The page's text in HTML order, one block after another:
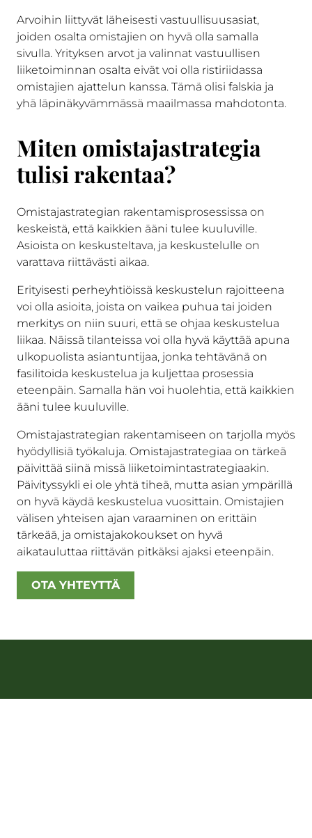
Arvoihin liittyvät läheisesti vastuullisuusasiat,
joiden osalta omistajien on hyvä olla samalla
sivulla. Yrityksen arvot ja valinnat vastuullisen
liiketoiminnan osalta eivät voi olla ristiriidassa
omistajien ajattelun kanssa. Tämä olisi falskia ja
yhä läpinäkyvämmässä maailmassa mahdotonta.
Miten omistajastrategia
tulisi rakentaa?
Omistajastrategian rakentamisprosessissa on
keskeistä, että kaikkien ääni tulee kuuluville.
Asioista on keskusteltava, ja keskustelulle on
varattava riittävästi aikaa.
Erityisesti perheyhtiöissä keskustelun rajoitteena
voi olla asioita, joista on vaikea puhua tai joiden
merkitys on niin suuri, että se ohjaa keskustelua
liikaa. Näissä tilanteissa voi olla hyvä käyttää apuna
ulkopuolista asiantuntijaa, jonka tehtävänä on
fasilitoida keskustelua ja kuljettaa prosessia
eteenpäin. Samalla hän voi huolehtia, että kaikkien
ääni tulee kuuluville.
Omistajastrategian rakentamiseen on tarjolla myös
hyödyllisiä työkaluja. Omistajastrategiaa on tärkeä
päivittää siinä missä liiketoimintastrategiaakin.
Päivityssykli ei ole yhtä tiheä, mutta asian ympärillä
on hyvä käydä keskustelua vuosittain. Omistajien
välisen yhteisen ajan varaaminen on erittäin
tärkeää, ja omistajakokoukset on hyvä
aikatauluttaa riittävän pitkäksi ajaksi eteenpäin.
OTA YHTEYTTÄ